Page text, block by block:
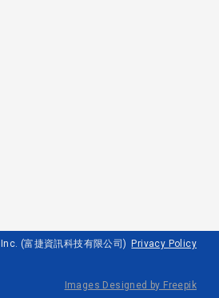
(富捷資訊科技有限公司)
Privacy Policy
Images Designed by Freepik